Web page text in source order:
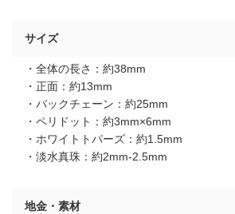
サイズ
・全体の長さ：約38mm
・正面：約13mm
・バックチェーン：約25mm
・ペリドット：約3mm×6mm
・ホワイトトパーズ：約1.5mm
・淡水真珠：約2mm-2.5mm
地金・素材